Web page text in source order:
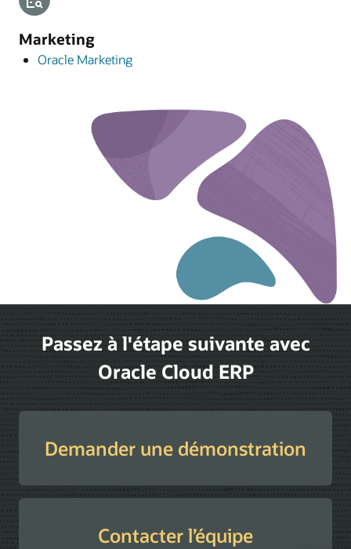
Marketing
Oracle Marketing
Passez à l'étape suivante avec
Oracle Cloud ERP
Demander une démonstration
Contacter l’équipe